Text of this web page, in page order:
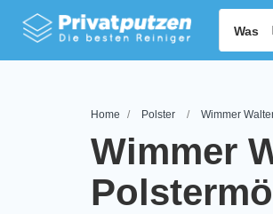
Was
Home Polster Wimmer
Wimmer